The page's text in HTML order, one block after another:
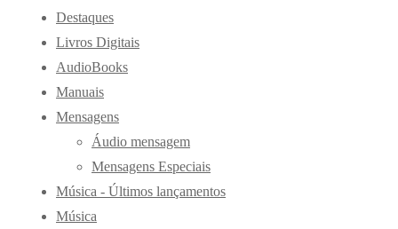
Destaques
Livros Digitais
AudioBooks
Manuais
Mensagens
Áudio mensagem
Mensagens Especiais
Música - Últimos lançamentos
Música